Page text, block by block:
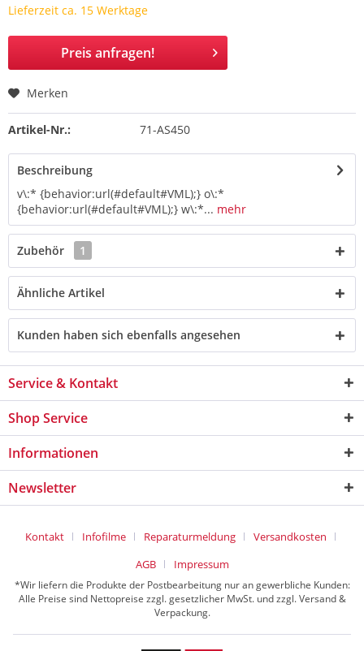
Lieferzeit ca. 15 Werktage
Preis anfragen!
Merken
Artikel-Nr.: 71-AS450
Beschreibung
v\:* {behavior:url(#default#VML);} o\:*
{behavior:url(#default#VML);} w\:*... mehr
Zubehör 1
Ähnliche Artikel
Kunden haben sich ebenfalls angesehen
Service & Kontakt
Shop Service
Informationen
Newsletter
Kontakt Infofilme Reparaturmeldung
Versandkosten
AGB
Impressum
*Wir liefern die Produkte der Postbearbeitung nur an gewerbliche Kunden:
Alle Preise sind Nettopreise zzgl. gesetzlicher MwSt. und zzgl. Versand &
Verpackung.